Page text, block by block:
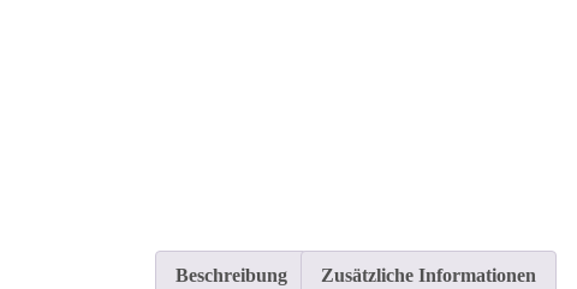
Beschreibung Zusätzliche Informationen